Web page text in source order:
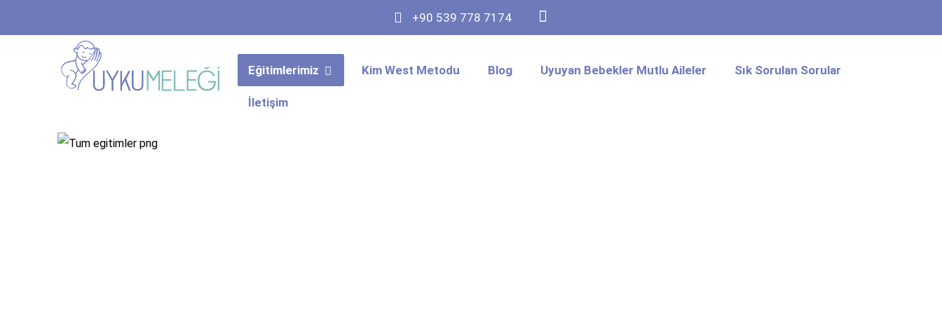
+90 539 778 7174
Eğitimlerimiz Kim West Metodu Blog Uyuyan Bebekler Mutlu Aileler Sık Sorulan Sorular
İletişim